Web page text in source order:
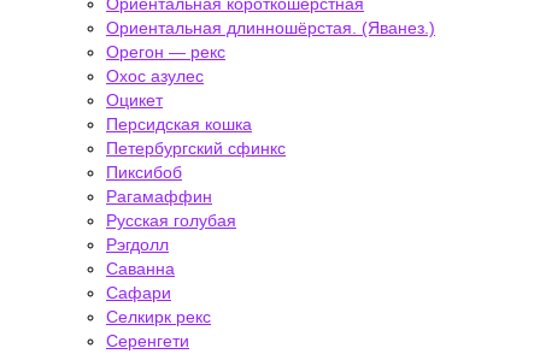
Ориентальная длинношёрстая. (Яванез.)
Орегон — рекс
Охос азулес
Оцикет
Персидская кошка
Петербургский сфинкс
Пиксибоб
Рагамаффин
Русская голубая
Рэгдолл
Саванна
Сафари
Селкирк рекс
Серенгети